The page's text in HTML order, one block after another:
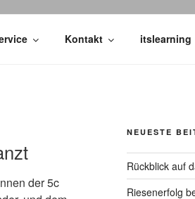
Kontakt itslearning
der 5c
NEUESTE
Rückblick auf
Riesenerfolg